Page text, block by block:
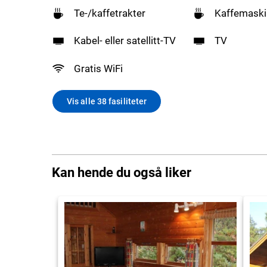
Te-/kaffetrakter
Kabel- eller satellitt-TV TV
Gratis WiFi
Vis alle 38 fasiliteter
Kan hende du også liker